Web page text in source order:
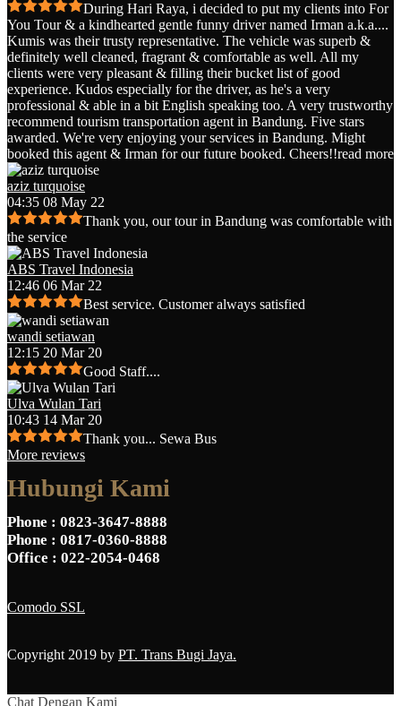
During Hari Raya, i decided to put my clients into For
You Tour & a kindhearted gentle funny driver named Irman a.k.a....
Kumis was their trusty representative. The vehicle was superb &
definitely well cleaned, fragrant & comfortable as well. All my
clients were very pleasant & filling their bucket list of good
experience. Kudos especially for the driver, as he's a very
professional & able in a bit English speaking too. A very trustworthy
recommend tourism transportation agent in Bandung. Five stars
awarded. We're very enjoying your services in Bandung. Might
booked this agent & Irman for our future booked. Cheers!!read more
aziz turquoise
04:35 08 May 22
Thank you, our tour in Bandung was comfortable with
the service
ABS Travel Indonesia
12:46 06 Mar 22
Best service. Customer always satisfied
wandi setiawan
12:15 20 Mar 20
Good Staff....
Ulva Wulan Tari
10:43 14 Mar 20
Thank you... Sewa Bus
More reviews
Hubungi Kami
Phone : 0823-3647-8888
Phone : 0817-0360-8888
Office : 022-2054-0468
Comodo SSL
Copyright 2019 by PT. Trans Bugi Jaya.
Chat Dengan Kami